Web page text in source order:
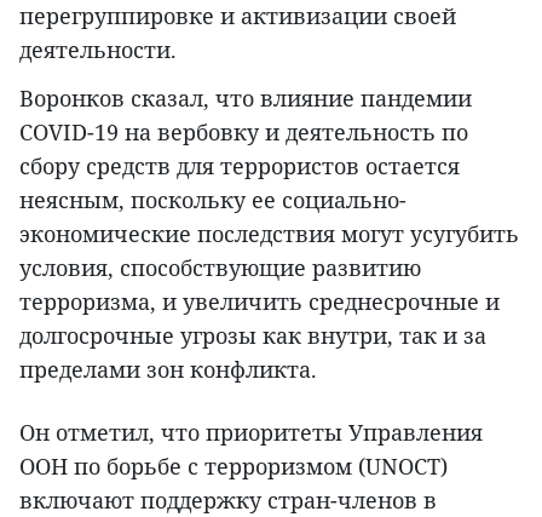
перегруппировке и активизации своей
деятельности.
Воронков сказал, что влияние пандемии
COVID-19 на вербовку и деятельность по
сбору средств для террористов остается
неясным, поскольку ее социально-
экономические последствия могут усугубить
условия, способствующие развитию
терроризма, и увеличить среднесрочные и
долгосрочные угрозы как внутри, так и за
пределами зон конфликта.
Он отметил, что приоритеты Управления
ООН по борьбе с терроризмом (UNOCT)
включают поддержку стран-членов в